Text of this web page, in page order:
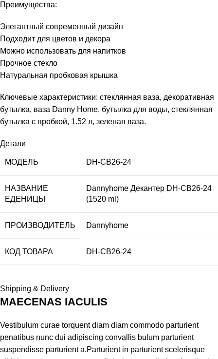
Преимущества:
Элегантный современный дизайн
Подходит для цветов и декора
Можно использовать для напитков
Прочное стекло
Натуральная пробковая крышка
Ключевые характеристики: стеклянная ваза, декоративная
бутылка, ваза Danny Home, бутылка для воды, стеклянная
бутылка с пробкой, 1.52 л, зеленая ваза.
Детали
МОДЕЛЬ DH-CB26-24
НАЗВАНИЕ
ЕДЕНИЦЫ
Dannyhome Декантер DH-CB26-24
(1520 ml)
ПРОИЗВОДИТЕЛЬ Dannyhome
КОД ТОВАРА DH-CB26-24
Shipping & Delivery
MAECENAS IACULIS
Vestibulum curae torquent diam diam commodo parturient
penatibus nunc dui adipiscing convallis bulum parturient
suspendisse parturient a.Parturient in parturient scelerisque